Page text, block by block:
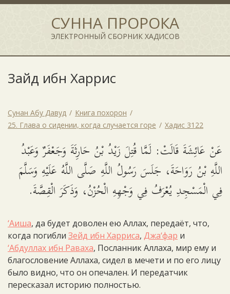
СУННА ПРОРОКА
ЭЛЕКТРОННЫЙ СБОРНИК ХАДИСОВ
Зайд ибн Харрис
Сунан Абу Давуд
Книга похорон
25. Глава о сидении, когда случается горе
Хадис 3122
عَنْ عَائِشَةَ قَالَتْ: لَمَّا قُتِلَ زَيْدُ بْنُ حَارِثَةَ وَجَعْفَرٌ وَعَبْدُ
اللَّهِ بْنُ رَوَاحَةَ، جَلَسَ رَسُولُ اللَّهِ صَلَّى اللَّهُ عَلَيْهِ وَسَلَّمَ
فِي الْمَسْجِدِ يُعْرَفُ فِي وَجْهِهِ الْحُزْنُ، وَذَكَرَ الْقِصَّةَ.
‘Аиша, да будет доволен ею Аллах, передаёт, что,
когда погибли Зейд ибн Харриса, Джа‘фар и
‘Абдуллах ибн Раваха, Посланник Аллаха, мир ему и
благословение Аллаха, сидел в мечети и по его лицу
было видно, что он опечален. И передатчик
пересказал историю полностью.